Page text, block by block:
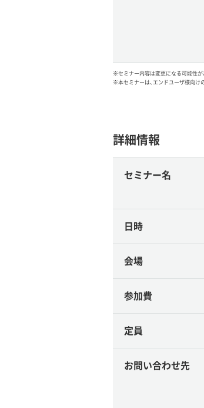
※セミナー内容は変更になる可能性が
※本セミナーは、エンドユーザ様向け
詳細情報
セミナー名
日時
会場
参加費
定員
お問い合わせ先